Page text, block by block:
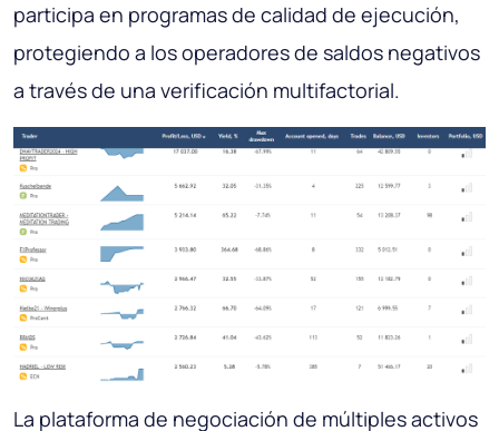
participa en programas de calidad de ejecución,
protegiendo a los operadores de saldos negativos
a través de una verificación multifactorial.
La plataforma de negociación de múltiples activos